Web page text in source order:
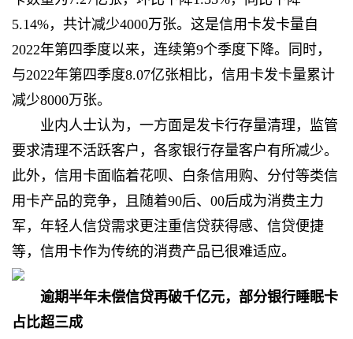
5.14%，共计减少4000万张。这是信用卡发卡量自
2022年第四季度以来，连续第9个季度下降。同时，
与2022年第四季度8.07亿张相比，信用卡发卡量累计
减少8000万张。
业内人士认为，一方面是发卡行存量清理，监管
要求清理不活跃客户，各家银行存量客户有所减少。
此外，信用卡面临着花呗、白条信用购、分付等类信
用卡产品的竞争，且随着90后、00后成为消费主力
军，年轻人信贷需求更注重信贷获得感、信贷便捷
等，信用卡作为传统的消费产品已很难适应。
逾期半年未偿信贷再破千亿元，部分银行睡眠卡
占比超三成